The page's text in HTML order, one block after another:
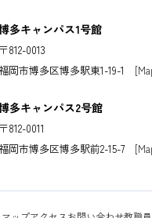
多キャンパス1号館
〒812-0013
岡市博多区博多駅東1-19-1
多キャンパス2号館
〒812-0011
岡市博多区博多駅前2-15-7